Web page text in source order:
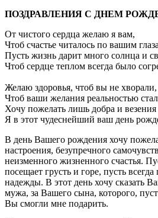
ПОЗДРАВЛЕНИЯ С ДНЕМ
От чистого сердца желаю я вам,
Чтоб счастье читалось по вашим
Пусть жизнь дарит много солнца и
Чтоб сердце теплом всегда было
Желаю здоровья, чтоб вы не хворали,
Чтоб ваши желания реальностью
Хочу пожелать лишь добра и везения
Я в этот чудеснейший ваш день
В день Вашего рождения хочу
настроения, безупречного
неизменного жизненного счастья.
посещает грусть и горе, пусть
надежды. В этот день хочу сказать
мужа, за Вашего сына, которого,
Вы смогли мне подарить.